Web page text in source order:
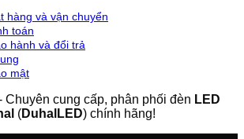
hàng và vận chuyển
toán
hành và đổi trả
mật
Chuyên cung cấp, phân phối đèn LED
(DuhalLED) chính hãng!